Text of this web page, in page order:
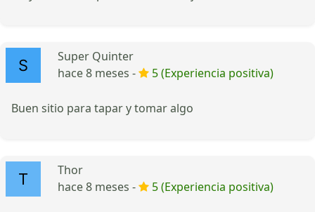
Super Quinter
hace 8 meses -
5 (Experiencia positiva)
Buen sitio para tapar y tomar algo
Thor
hace 8 meses -
5 (Experiencia positiva)